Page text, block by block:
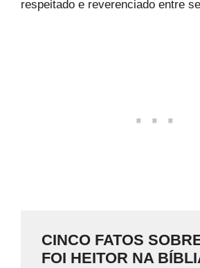
respeitado e reverenciado entre
CINCO FATOS
FOI HEITOR NA